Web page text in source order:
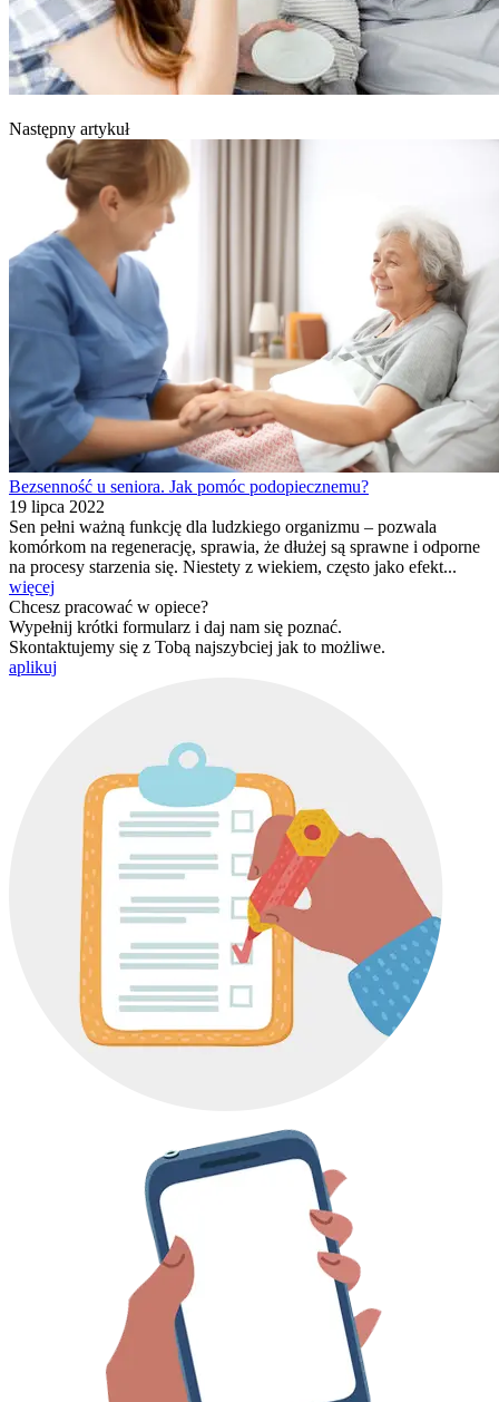
Następny artykuł
Bezsenność u seniora. Jak pomóc podopiecznemu?
19 lipca 2022
Sen pełni ważną funkcję dla ludzkiego organizmu – pozwala
komórkom na regenerację, sprawia, że dłużej są sprawne i odporne
na procesy starzenia się. Niestety z wiekiem, często jako efekt...
więcej
Chcesz pracować w opiece?
Wypełnij krótki formularz i daj nam się poznać.
Skontaktujemy się z Tobą najszybciej jak to możliwe.
aplikuj